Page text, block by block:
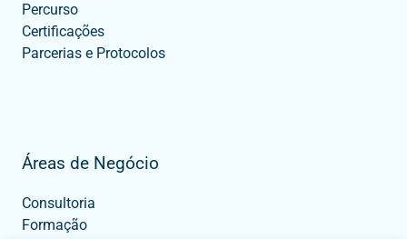
Percurso
Certificações
Parcerias e Protocolos
Áreas de Negócio
Consultoria
Formação